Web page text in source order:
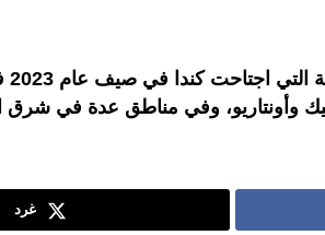
وأونتاريو، وفي مناطق عدة في شرق
غرد